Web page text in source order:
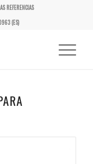
REFERENCIAS
(ES)